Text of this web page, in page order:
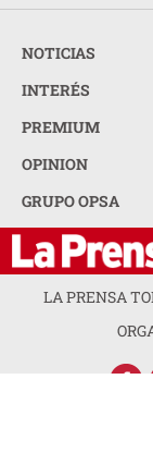
NOTICIAS
INTERÉS
PREMIUM
OPINION
GRUPO OPSA
LA PRENSA